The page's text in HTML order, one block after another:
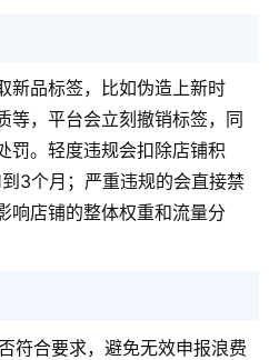
新品标签，比如伪造上新时
等，平台会立刻撤销标签，同
罚。轻度违规会扣除店铺积
3个月；严重违规的会直接禁
响店铺的整体权重和流量分
符合要求，避免无效申报浪费